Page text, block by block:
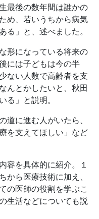
最後の数年間は誰かの
め、若いうちから病気
る」と、述べました。
形になっている将来の
には子どもは今の半
ない人数で高齢者を支
んとかしたいと、秋田
る」と説明。
に進む人がいたら、
を支えてほしい」など
容を具体的に紹介。１
から医療技術に加え、
の医師の役割を学ぶこ
生活などについても説